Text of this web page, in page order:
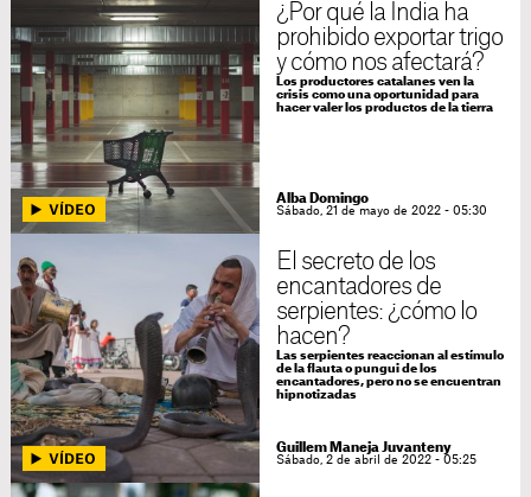
¿Por qué la India ha
prohibido exportar trigo
y cómo nos afectará?
Los productores catalanes ven la
crisis como una oportunidad para
hacer valer los productos de la tierra
Alba Domingo
Sábado, 21 de mayo de 2022 - 05:30
El secreto de los
encantadores de
serpientes: ¿cómo lo
hacen?
Las serpientes reaccionan al estímulo
de la flauta o pungui de los
encantadores, pero no se encuentran
hipnotizadas
Guillem Maneja Juvanteny
Sábado, 2 de abril de 2022 - 05:25